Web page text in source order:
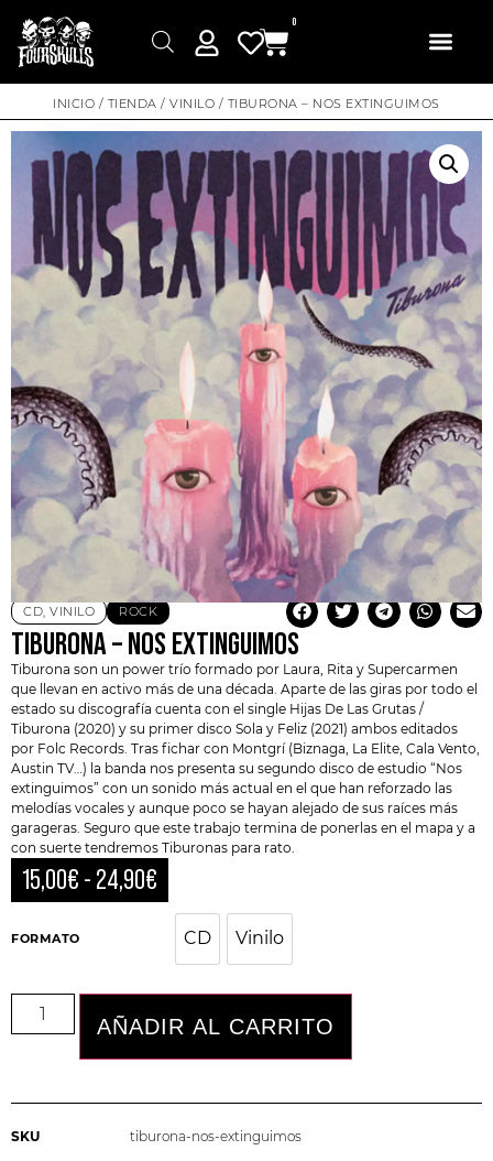
0
INICIO / TIENDA /VINILO / TIBURONA – NOS EXTINGUIMOS
CD, VINILO ROCK
TIBURONA – NOS EXTINGUIMOS
Tiburona son un power trío formado por Laura, Rita y Supercarmen
que llevan en activo más de una década. Aparte de las giras por todo el
estado su discografía cuenta con el single Hijas De Las Grutas /
Tiburona (2020) y su primer disco Sola y Feliz (2021) ambos editados
por Folc Records . Tras fichar con Montgrí (Biznaga , La Elite, Cala Vento,
Austin TV…) la banda nos presenta su segundo disco de estudio “Nos
extinguimos” con un sonido más actual en el que han reforzado las
melodías vocales y aunque poco se hayan alejado de sus raíces más
garageras. Seguro que este trabajo termina de ponerlas en el mapa y a
con suerte tendremos Tiburonas para rato.
15,00€ - 24,90€
FORMATO CD Vinilo
AÑADIR AL CARRITO
SKU tiburona-nos-extinguimos